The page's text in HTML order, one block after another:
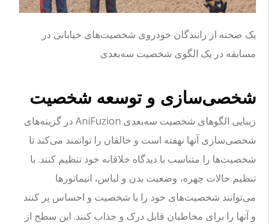
یک صحنه از رانندگان خودروی شخصیت‌های خیابانی در
مسابقه در یک الگوی شخصیت سه‌بعدی
شخصی‌سازی و توسعه شخصیت
زیبایی الگوهای شخصیت سه‌بعدی AniFuzion در گزینه‌های
شخصی‌سازی آنها نهفته است و خالقان را توانمند می‌کند تا
شخصیت‌ها را متناسب با دیدگاه خلاقانه خود تنظیم کنند. با
تنظیم حالات چهره، وضعیت بدن و لباس، انیماتورها
می‌توانند شخصیت‌های خود را با شخصیت و احساس پر کنند
و آنها را برای مخاطبان قابل درک و جذاب کنند. این سطح از